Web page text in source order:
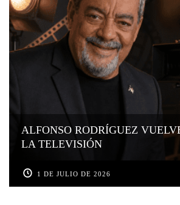
ALFONSO RODRÍGUEZ
LA TELEVISIÓN
1 DE JULIO DE 2026